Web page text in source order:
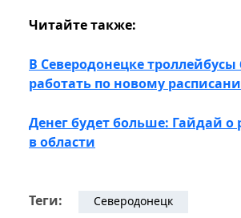
Читайте также:
В Северодонецке троллейбусы
работать по новому
Денег будет больше: Гайдай о
в области
Теги:
Северодонецк